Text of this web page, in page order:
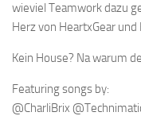
wieviel Teamwork dazu
Herz von HeartxGear und
Kein House? Na warum
Featuring songs by:
@CharliBrix